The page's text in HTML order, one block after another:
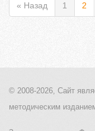
« Назад 1 2
© 2008-2026, Сайт
методическим